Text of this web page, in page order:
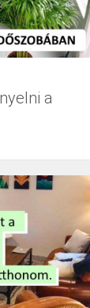
a